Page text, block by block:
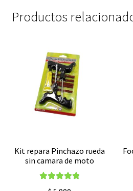
Productos
Kit repara Pinchazo rueda
sin camara de moto